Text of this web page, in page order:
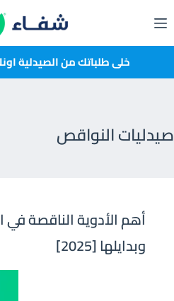
إلى
المحتوى خلى طلباتك من الصيدلية
صيدليات النواقص
أهم الأدوية الناقصة
وبدايلها [2025]